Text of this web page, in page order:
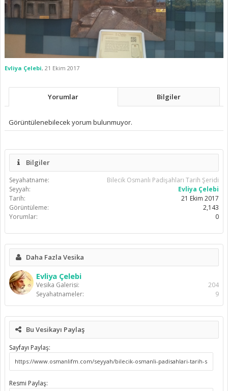
Evliya Çelebi, 21 Ekim 2017
Yorumlar Bilgiler
Görüntülenebilecek yorum bulunmuyor.
Bilgiler
Seyahatname:
Bilecik Osmanlı Padişahları Tarih Şeridi
Seyyah:
Evliya Çelebi
Tarih:
21 Ekim 2017
Görüntüleme:
2,143
Yorumlar:
0
Daha Fazla Vesika
Evliya Çelebi
Vesika Galerisi:
204
Seyahatnameler:
9
Bu Vesikayı Paylaş
Sayfayı Paylaş:
Resmi Paylaş: